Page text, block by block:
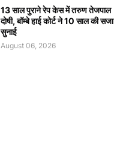
13 साल पुराने रेप केस में तरुण तेजपाल
दोषी, बॉम्बे हाई कोर्ट ने 10 साल की सजा
सुनाई
August 06, 2026